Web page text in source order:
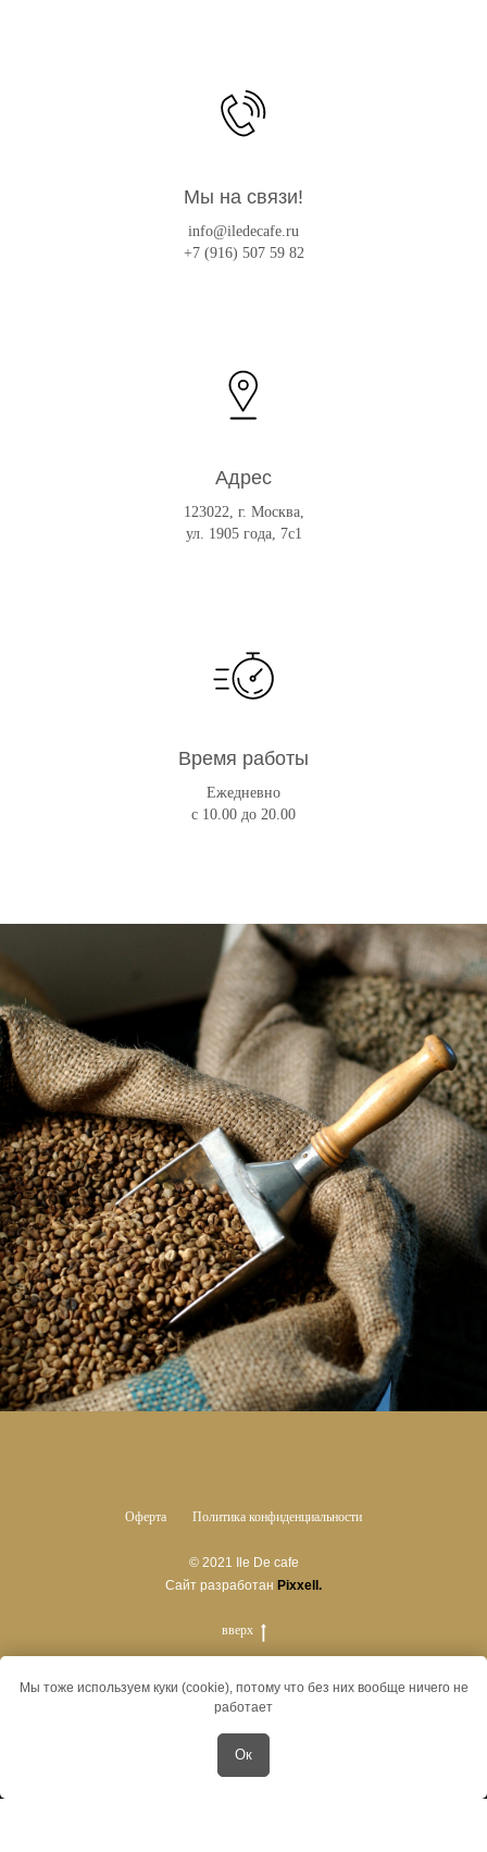
Мы на связи!
info@iledecafe.ru
+7 (916) 507 59 82
Адрес
123022, г. Москва,
ул. 1905 года, 7с1
Время работы
Ежедневно
с 10.00 до 20.00
Оферта Политика конфиденциальности
© 2021 Ile De cafe
Сайт разработан Pixxell.
вверх
Мы тоже используем куки (cookie), потому что без них вообще ничего не
работает
Ок